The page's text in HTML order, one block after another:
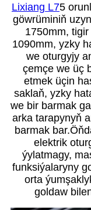
Lixiang L75
göwrüminiň
1750mm,
1090mm, yzky
we oturgyjy
çemçe we üç
etmek üçin
saklaň, yzky
we bir barmak
arka tarapynyň
barmak
elektrik
ýylatmagy,
funksiýalaryny
orta
goldaw